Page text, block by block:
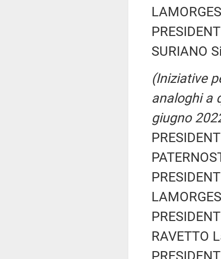
SURIANO
(Iniziative
analoghi a
giugno
RAVETTO